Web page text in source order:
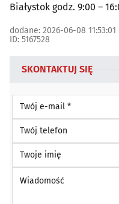
Białystok godz. 9:00 –
dodane: 2026-06-08 11:53:01
ID: 5167528
SKONTAKTUJ SIĘ
Twój e-mail *
Twój telefon
Twoje imię